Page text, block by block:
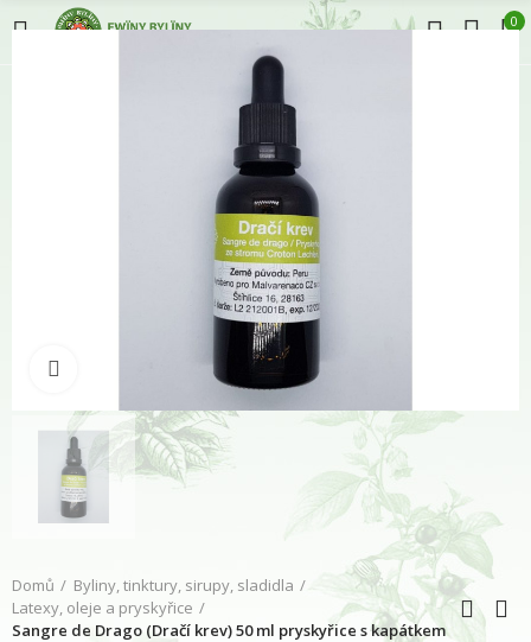
0
Klikněte pro zvětšení
Domů
Byliny, tinktury, sirupy, sladidla
Latexy, oleje a pryskyřice
Sangre de Drago (Dračí krev) 50 ml pryskyřice s kapátkem